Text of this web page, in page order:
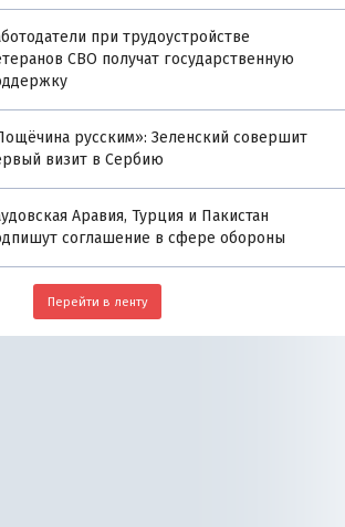
при трудоустройстве
СВО получат государственную
русским»: Зеленский совершит
визит в Сербию
Аравия, Турция и Пакистан
соглашение в сфере обороны
Перейти в ленту